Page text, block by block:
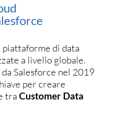
piattaforme di data
a livello globale.
Salesforce nel 2019
per creare
tra Customer Data